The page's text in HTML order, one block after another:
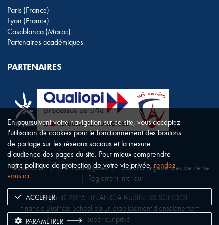
Paris (France)
Lyon (France)
Casablanca (Maroc)
Partenaires académiques
PARTENAIRES
Copyright © 2026 FINANCIA BUSINESS SCHOOL.
Financia Business School est un établissement d’enseignement
supérieur privé.
Réclamation | Mentions légales | Conditions générales de vente
Règlement intérieur
En poursuivant votre navigation sur ce site, vous acceptez
l'utilisation de cookies pour le fonctionnement des boutons
de partage sur les réseaux sociaux et la mesure
d'audience des pages du site. Pour mieux comprendre
notre politique de protection de votre vie privée,rendez-
vous ici.
ACCEPTER
PARAMÉTRER